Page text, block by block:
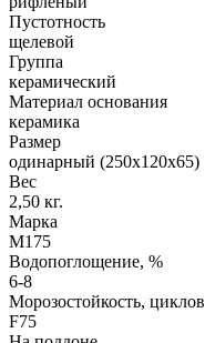
Пустотность
щелевой
Группа
керамический
Материал основания
керамика
Размер
одинарный (250х120х65)
Вес
2,50 кг.
Марка
М175
Водопоглощение, %
6-8
Морозостойкость, циклов
F75